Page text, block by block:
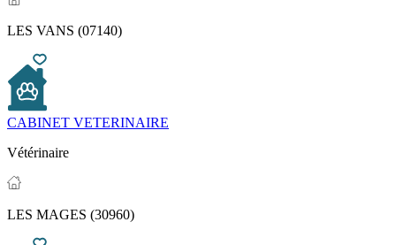
LES VANS (07140)
CABINET VETERINAIRE
Vétérinaire
LES MAGES (30960)